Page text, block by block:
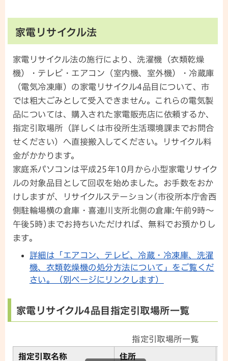
家電リサイクル法
家電リサイクル法の施行により、洗濯機（衣類乾燥
機）・テレビ・エアコン（室内機、室外機）・冷蔵庫
（電気冷凍庫）の家電リサイクル4品目について、市
では粗大ごみとして受入できません。これらの電気製
品については、購入された家電販売店に依頼するか、
指定引取場所（詳しくは市役所生活環境課までお問合
せください）へ直接搬入してください。リサイクル料
金がかかります。
家庭系パソコンは平成25年10月から小型家電リサイク
ルの対象品目として回収を始めました。お手数をおか
けしますが、リサイクルステーション(市役所本庁舎西
側駐輪場横の倉庫・喜連川支所北側の倉庫:午前9時～
午後5時)までお持ちいただければ、無料でお預かりし
ます。
詳細は「エアコン、テレビ、冷蔵・冷凍庫、洗濯
機、衣類乾燥機の処分方法について」をご覧くだ
さい。（別ページにリンクします）
家電リサイクル4品目指定引取場所一覧
指定引取場所一覧
指定引取名称 住所